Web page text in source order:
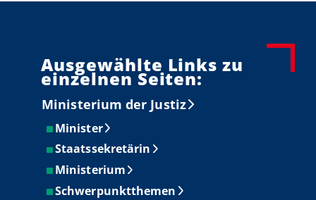
Ausgewählte Links zu
einzelnen Seiten:
Ministerium der Justiz
Minister
Staatssekretärin
Ministerium
Schwerpunktthemen